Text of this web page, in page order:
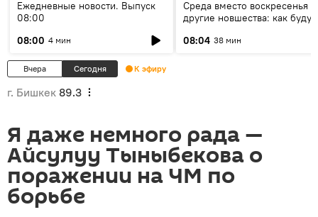
Ежедневные новости. Выпуск
08:00
08:00 4 мин
Среда вместо воскресенья и
другие новшества: как будут
08:04 38 мин
Вчера Сегодня К эфиру
г. Бишкек 89.3
Я даже немного рада —
Айсулуу Тыныбекова о
поражении на ЧМ по
борьбе